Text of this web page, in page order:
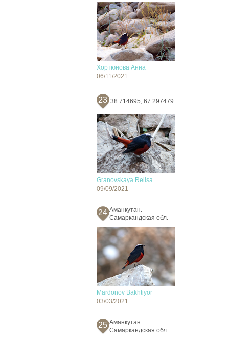
Хортюнова Анна
06/11/2021
23 38.714695; 67.297479
Granovskaya Relisa
09/09/2021
24 Аманкутан.
Самаркандская обл.
Mardonov Bakhtiyor
03/03/2021
25 Аманкутан.
Самаркандская обл.